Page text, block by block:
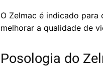
O Zelmac é indicado
melhorar a qualidade de
Posologia do